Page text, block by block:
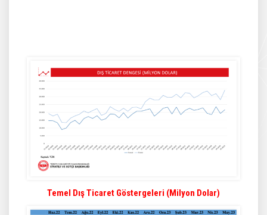
Temel Dış Ticaret Göstergeleri (Milyon Dolar)